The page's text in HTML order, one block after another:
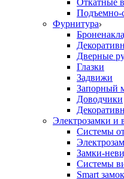
Откатные
Подъемно-
Фурнитура
Дверные
Глазки
Задвижи
Запорный
Доводчики
Электрозамки и
Системы
Замки-
Системы
Smart